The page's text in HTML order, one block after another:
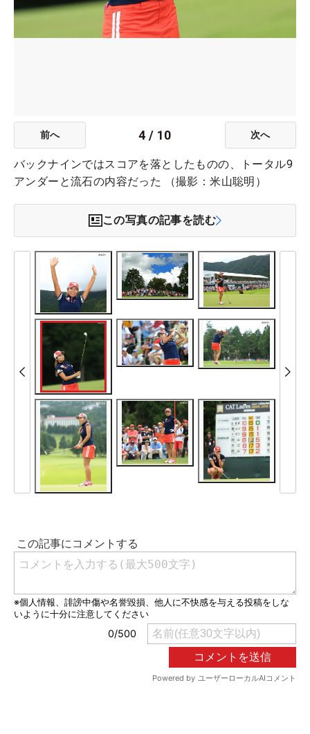
前へ 4 / 10 次へ
バックナインではスコアを落としたものの、トータル9
アンダーと流石の内容だった （撮影：米山聡明）
この写真の記事を読む